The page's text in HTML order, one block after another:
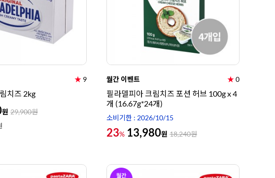
★ 9
치즈 2kg
원 29,900원
월간 이벤트 ★0
필라델피아 크림치즈 포션 허브 100g x 4
개 (16.67g*24개)
소비기한 : 2026/10/15
23% 13,980원 18,240원